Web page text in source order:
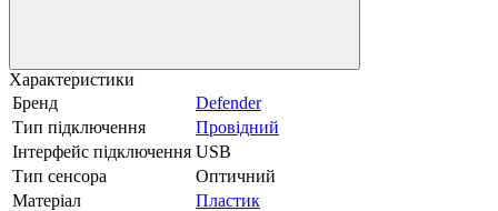
Характеристики
Бренд
Defender
Тип підключення
Провідний
Інтерфейс підключення USB
Тип сенсора
Оптичний
Матеріал
Пластик